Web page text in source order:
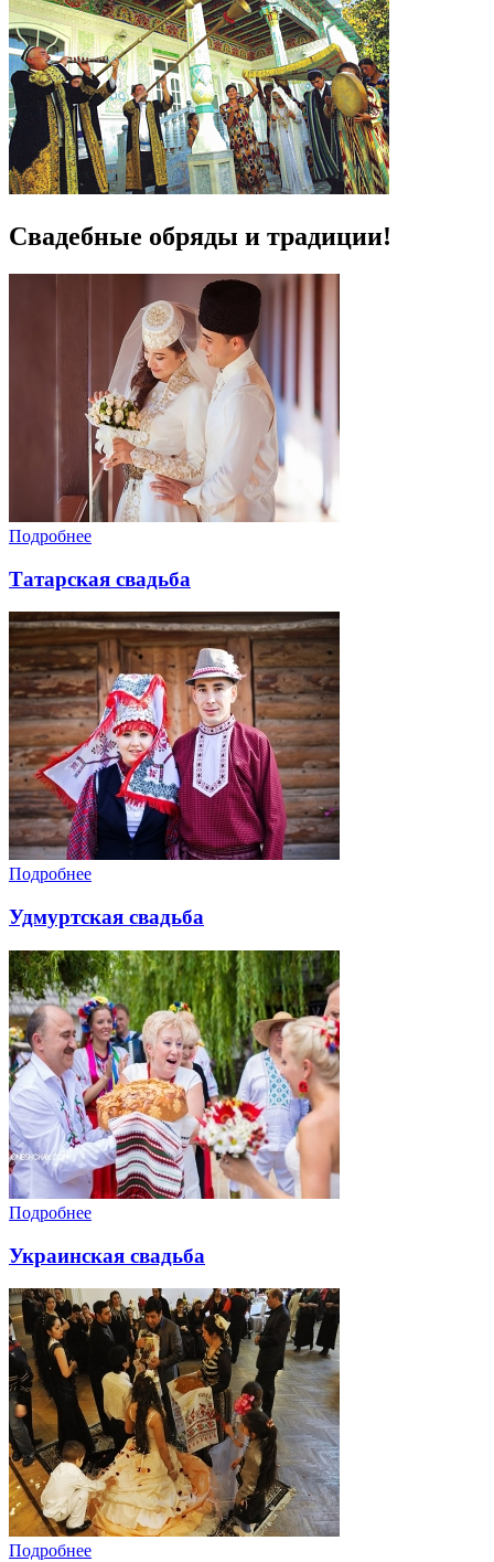
Свадебные обряды и традиции!
Подробнее
Татарская свадьба
Подробнее
Удмуртская свадьба
Подробнее
Украинская свадьба
Подробнее